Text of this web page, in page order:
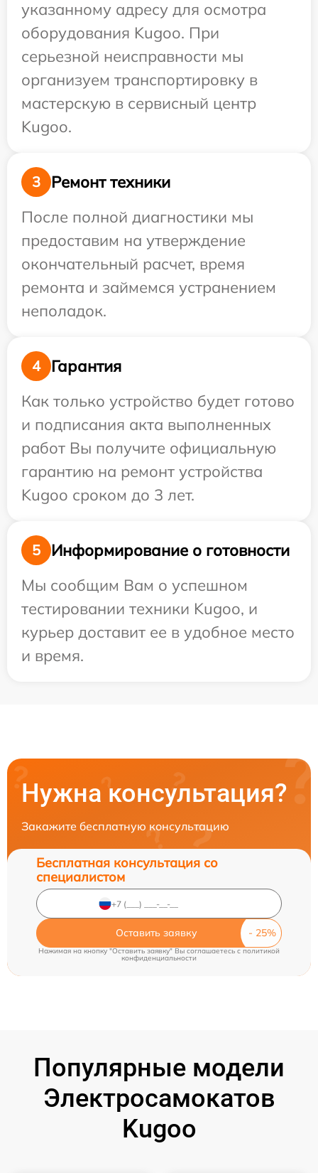
указанному адресу для осмотра
оборудования Kugoo. При
серьезной неисправности мы
организуем транспортировку в
мастерскую в сервисный центр
Kugoo.
3
Ремонт техники
После полной диагностики мы
предоставим на утверждение
окончательный расчет, время
ремонта и займемся устранением
неполадок.
4
Гарантия
Как только устройство будет готово
и подписания акта выполненных
работ Вы получите официальную
гарантию на ремонт устройства
Kugoo сроком до 3 лет.
5
Информирование о готовности
Мы сообщим Вам о успешном
тестировании техники Kugoo, и
курьер доставит ее в удобное место
и время.
Нужна консультация?
Закажите бесплатную консультацию
Бесплатная консультация со
специалистом
Оставить заявку
Нажимая на кнопку "Оставить заявку" Вы соглашаетесь cполитикой
конфиденциальности
Популярные модели
Электросамокатов
Kugoo